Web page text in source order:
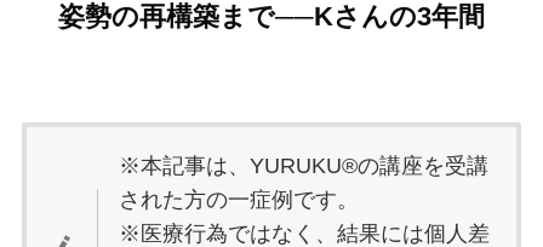
姿勢の再構築まで──Kさんの3年間
※本記事は、YURUKU®の講座を受講
された方の一症例です。
※医療行為ではなく、結果には個人差